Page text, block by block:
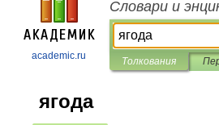
academic.ru
Словари и
Толкования
ягода